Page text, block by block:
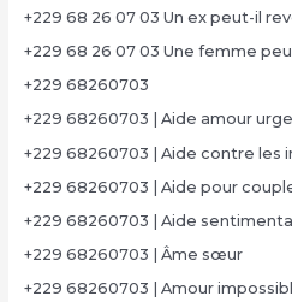
+229 68 26 07 03 Un ex peut-il
+229 68 26 07 03 Une femme
+229 68260703
+229 68260703 | Aide amour
+229 68260703 | Aide contre les
+229 68260703 | Aide pour
+229 68260703 | Aide
+229 68260703 | Âme sœur
+229 68260703 | Amour